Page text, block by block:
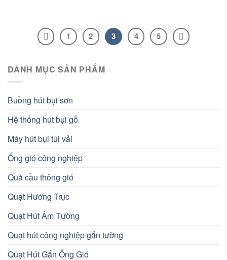
1 2 3 4 5
DANH MỤC SẢN PHẨM
Buồng hút bụi sơn
Hệ thống hút bụi gỗ
Máy hút bụi túi vải
Ống gió công nghiệp
Quả cầu thông gió
Quạt Hướng Trục
Quạt Hút Âm Tường
Quạt hút công nghiệp gắn tường
Quạt Hút Gắn Ống Gió